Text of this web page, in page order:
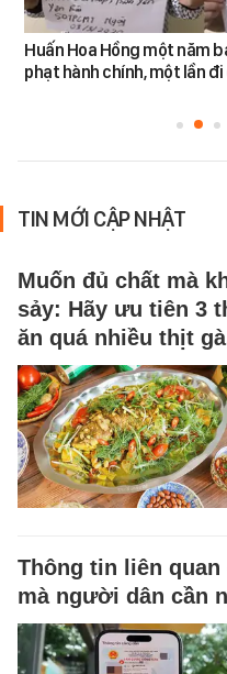
Huấn Hoa Hồng một năm
phạt hành chính, một lần
TIN MỚI CẬP NHẬT
Muốn đủ chất mà
sảy: Hãy ưu tiên 3
ăn quá nhiều thịt
Thông tin liên
mà người dân cần